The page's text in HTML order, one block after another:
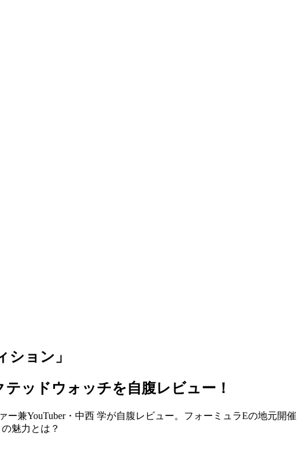
ョン」
ッドウォッチを自腹レビュー！
兼YouTuber・中西 学が自腹レビュー。フォーミュラEの地元開催
魅力とは？